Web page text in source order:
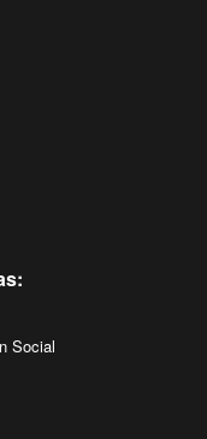
Social